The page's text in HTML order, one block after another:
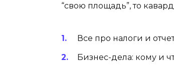
“свою площадь”, то
Все про налоги и
Бизнес-дела: кому и